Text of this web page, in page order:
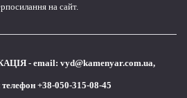
на сайт.
- email: vyd@kamenyar.com.ua,
+38-050-315-08-45